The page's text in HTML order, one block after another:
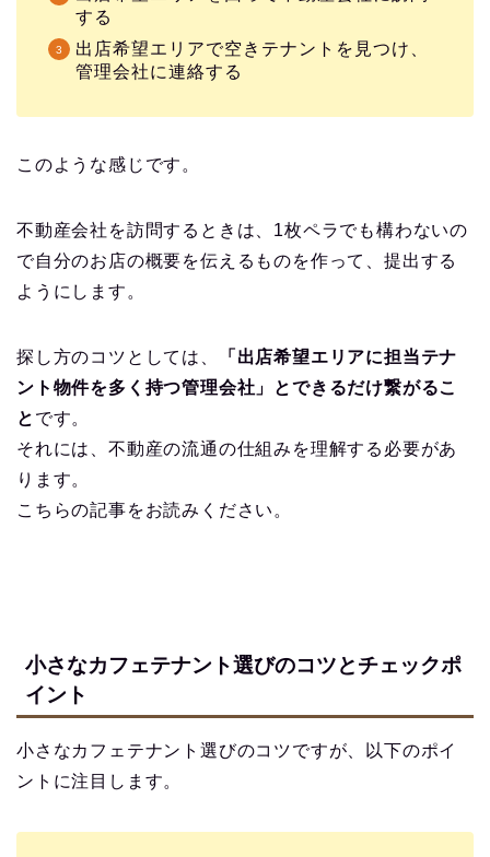
する
出店希望エリアで空きテナントを見つけ、
管理会社に連絡する
このような感じです。
不動産会社を訪問するときは、1枚ペラでも構わないの
で自分のお店の概要を伝えるものを作って、提出する
ようにします。
探し方のコツとしては、
「出店希望エリアに担当テナ
ント物件を多く持つ管理会社」とできるだけ繋がるこ
と です。
それには、不動産の流通の仕組みを理解する必要があ
ります。
こちらの記事をお読みください。
小さなカフェテナント選びのコツとチェックポ
イント
小さなカフェテナント選びのコツですが、以下のポイ
ントに注目します。